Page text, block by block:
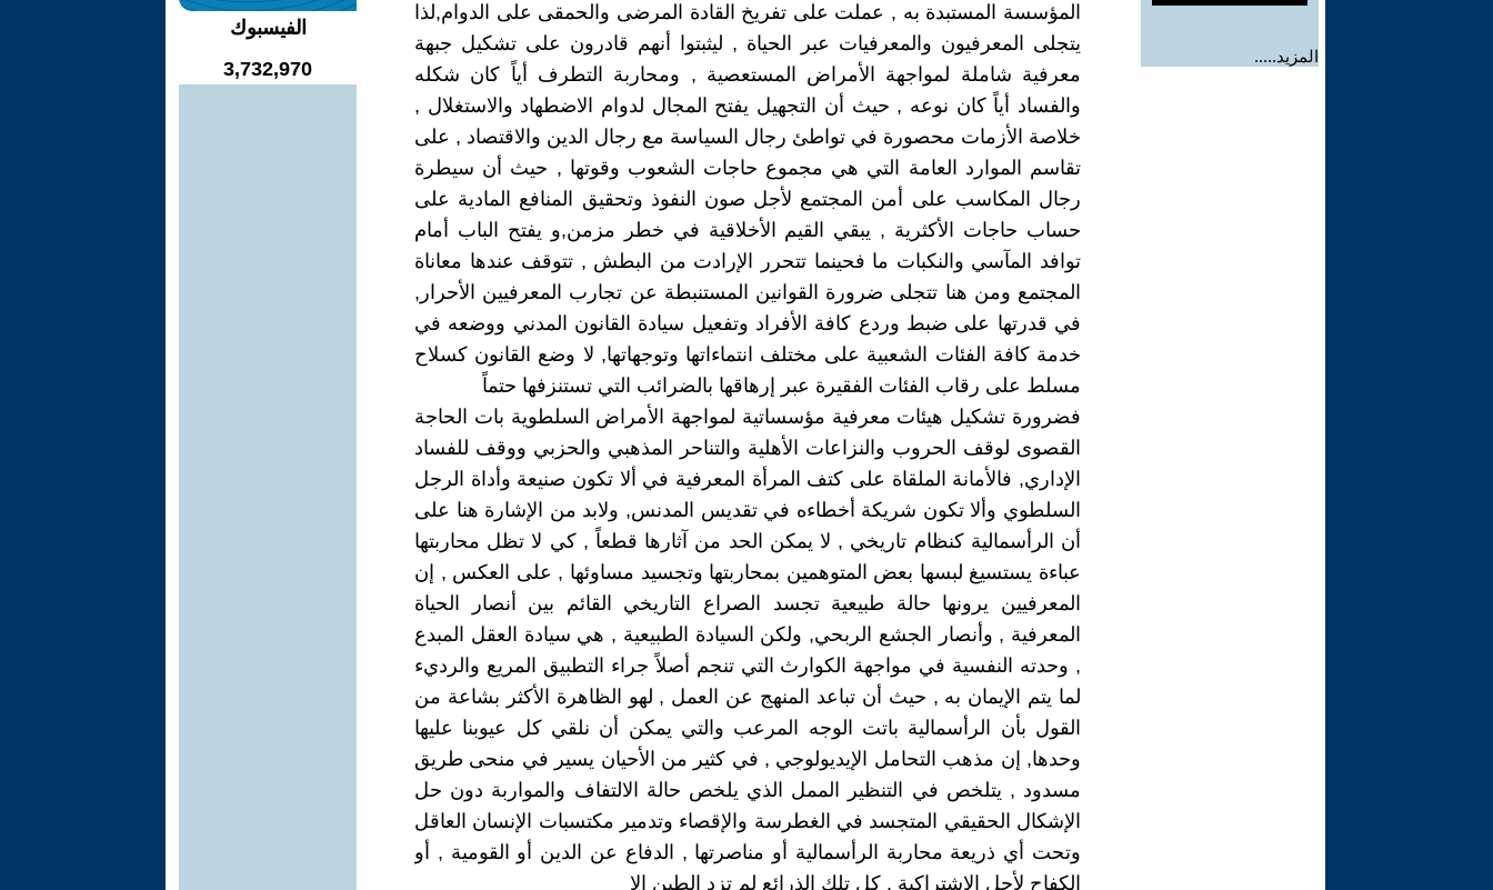
المزيد.....
المؤسسة المستبدة به , عملت على تفريخ القادة المرضى والحمقى على الدوام,لذا
يتجلى المعرفيون والمعرفيات عبر الحياة , ليثبتوا أنهم قادرون على تشكيل جبهة
معرفية شاملة لمواجهة الأمراض المستعصية , ومحاربة التطرف أياً كان شكله
والفساد أياً كان نوعه , حيث أن التجهيل يفتح المجال لدوام الاضطهاد والاستغلال ,
خلاصة الأزمات محصورة في تواطئ رجال السياسة مع رجال الدين والاقتصاد , على
تقاسم الموارد العامة التي هي مجموع حاجات الشعوب وقوتها , حيث أن سيطرة
رجال المكاسب على أمن المجتمع لأجل صون النفوذ وتحقيق المنافع المادية على
حساب حاجات الأكثرية , يبقي القيم الأخلاقية في خطر مزمن,و يفتح الباب أمام
توافد المآسي والنكبات ما فحينما تتحرر الإرادت من البطش , تتوقف عندها معاناة
المجتمع ومن هنا تتجلى ضرورة القوانين المستنبطة عن تجارب المعرفيين الأحرار,
في قدرتها على ضبط وردع كافة الأفراد وتفعيل سيادة القانون المدني ووضعه في
خدمة كافة الفئات الشعبية على مختلف انتماءاتها وتوجهاتها, لا وضع القانون كسلاح
مسلط على رقاب الفئات الفقيرة عبر إرهاقها بالضرائب التي تستنزفها حتماً
فضرورة تشكيل هيئات معرفية مؤسساتية لمواجهة الأمراض السلطوية بات الحاجة
القصوى لوقف الحروب والنزاعات الأهلية والتناحر المذهبي والحزبي ووقف للفساد
الإداري, فالأمانة الملقاة على كتف المرأة المعرفية في ألا تكون صنيعة وأداة الرجل
السلطوي وألا تكون شريكة أخطاءه في تقديس المدنس, ولابد من الإشارة هنا على
أن الرأسمالية كنظام تاريخي , لا يمكن الحد من آثارها قطعاً , كي لا تظل محاربتها
عباءة يستسيغ لبسها بعض المتوهمين بمحاربتها وتجسيد مساوئها , على العكس , إن
المعرفيين يرونها حالة طبيعية تجسد الصراع التاريخي القائم بين أنصار الحياة
المعرفية , وأنصار الجشع الربحي, ولكن السيادة الطبيعية , هي سيادة العقل المبدع
, وحدته النفسية في مواجهة الكوارث التي تنجم أصلاً جراء التطبيق المريع والرديء
لما يتم الإيمان به , حيث أن تباعد المنهج عن العمل , لهو الظاهرة الأكثر بشاعة من
القول بأن الرأسمالية باتت الوجه المرعب والتي يمكن أن نلقي كل عيوبنا عليها
وحدها, إن مذهب التحامل الإيديولوجي , في كثير من الأحيان يسير في منحى طريق
مسدود , يتلخص في التنظير الممل الذي يلخص حالة الالتفاف والمواربة دون حل
الإشكال الحقيقي المتجسد في الغطرسة والإقصاء وتدمير مكتسبات الإنسان العاقل
وتحت أي ذريعة محاربة الرأسمالية أو مناصرتها , الدفاع عن الدين أو القومية , أو
الكفاح لأجل الاشتراكية , كل تلك الذرائع لم تزد الطين إلا
الفيسبوك
3,732,970